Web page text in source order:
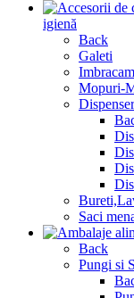
igienă
Back
Galeti
Mopuri-
Saci
Back
Pungi si